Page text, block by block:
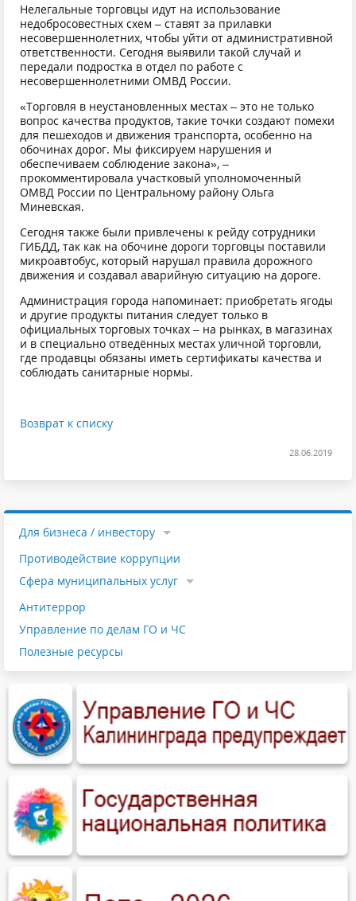
Нелегальные торговцы идут на использование
недобросовестных схем – ставят за прилавки
несовершеннолетних, чтобы уйти от административной
ответственности. Сегодня выявили такой случай и
передали подростка в отдел по работе с
несовершеннолетними ОМВД России.
«Торговля в неустановленных местах – это не только
вопрос качества продуктов, такие точки создают помехи
для пешеходов и движения транспорта, особенно на
обочинах дорог. Мы фиксируем нарушения и
обеспечиваем соблюдение закона», –
прокомментировала участковый уполномоченный
ОМВД России по Центральному району Ольга
Миневская.
Сегодня также были привлечены к рейду сотрудники
ГИБДД, так как на обочине дороги торговцы поставили
микроавтобус, который нарушал правила дорожного
движения и создавал аварийную ситуацию на дороге.
Администрация города напоминает: приобретать ягоды
и другие продукты питания следует только в
официальных торговых точках – на рынках, в магазинах
и в специально отведённых местах уличной торговли,
где продавцы обязаны иметь сертификаты качества и
соблюдать санитарные нормы.
Возврат к списку
28.06.2019
Для бизнеса / инвестору
Противодействие коррупции
Cфера муниципальных услуг
Антитеррор
Управление по делам ГО и ЧС
Полезные ресурсы